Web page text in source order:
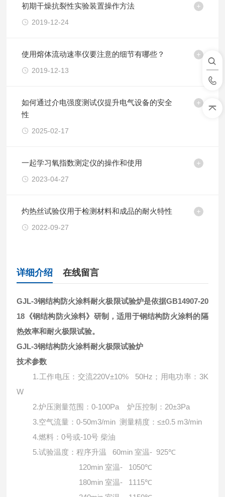
初期干燥抗裂性实验装置操作方法
2019-12-24
使用熔体流动速率仪要注意的细节有哪些？
2019-12-13
如何通过介电强度测试仪提升电气设备的安全
性
2025-02-17
一起学习氧指数测定仪的操作和使用
2023-04-27
灼热丝试验仪用于检测材料和成品的耐火特性
2022-09-27
详细介绍 在线留言
GJL-3钢结构防火涂料耐火极限试验炉是依据GB14907-20
18《钢结构防火涂料》研制，适用于钢结构防火涂料的隔
热效率和耐火极限试验。
GJL-3钢结构防火涂料耐火极限试验炉
技术参数
1.工作电压：交流220V±10% 50Hz ；用电功率： 3K
W
2.炉压测量范围：0-100Pa炉压控制： 20±3Pa
3.空气流量：0-50m3/min测量精度：≤±0.5 m3/min
4.燃料：0号或-10号 柴油
5.试验温度：程序升温 60min室温- 925℃
120min室温- 1050℃
180min室温- 1115℃